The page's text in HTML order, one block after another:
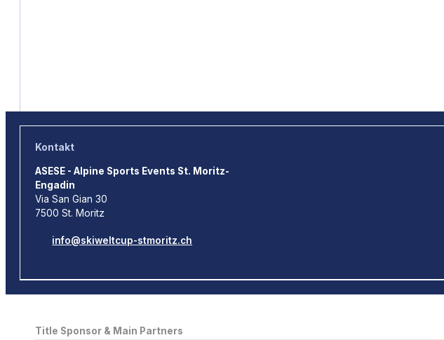
Kontakt
ASESE - Alpine Sports Events St. Moritz-
Engadin
Via San Gian 30
7500 St. Moritz
info@skiweltcup-stmoritz.ch
Title Sponsor & Main Partners